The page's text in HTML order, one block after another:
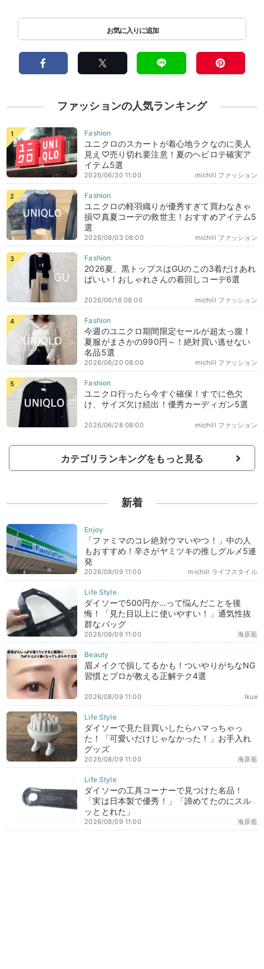
ファッションの人気ランキング
ユニクロのスカートが着心地ラクなのに美人
見え♡売り切れ要注意！夏のヘビロテ確実ア
イテム5選
michill ファッション
2026/06/30 11:00
ユニクロの軽羽織りが優秀すぎて買わなきゃ
損♡真夏コーデの救世主！おすすめアイテム5
選
michill ファッション
2026/08/03 08:00
2026夏、黒トップスはGUのこの3着だけあれ
ばいい！おしゃれさんの着回しコーデ6選
michill ファッション
2026/06/16 08:00
今週のユニクロ期間限定セールが超太っ腹！
夏服がまさかの990円～！絶対買い逃せない
名品5選
michill ファッション
2026/06/20 08:00
ユニクロ行ったら今すぐ確保！すでに色欠
け、サイズ欠け続出！優秀カーディガン5選
michill ファッション
2026/06/28 08:00
カテゴリランキングをもっと見る
新着
「ファミマのコレ絶対ウマいやつ！」中の人
もおすすめ！辛さがヤミツキの推しグルメ5連
発
michill ライフスタイル
2026/08/09 11:00
ダイソーで500円か…って悩んだことを後
悔！「見た目以上に使いやすい！」通気性抜
群なバッグ
海原藍
2026/08/09 11:00
眉メイクで損してるかも！ついやりがちなNG
習慣とプロが教える正解テク4選
Ikue
2026/08/09 11:00
ダイソーで見た目買いしたらハマっちゃっ
た！「可愛いだけじゃなかった！」お手入れ
グッズ
海原藍
2026/08/09 11:00
ダイソーの工具コーナーで見つけた名品！
「実は日本製で優秀！」「諦めてたのにスル
ッととれた」
海原藍
2026/08/09 11:00